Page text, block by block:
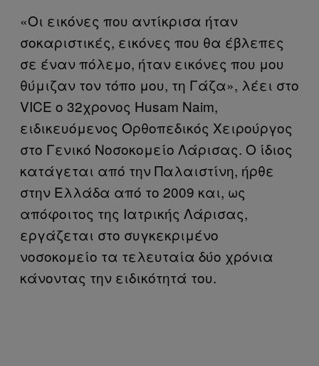
«Οι εικόνες που αντίκρισα ήταν
σοκαριστικές, εικόνες που θα έβλεπες
σε έναν πόλεμο, ήταν εικόνες που μου
θύμιζαν τον τόπο μου, τη Γάζα», λέει στο
VICE ο 32χρονος Husam Naim,
ειδικευόμενος Ορθοπεδικός Χειρούργος
στο Γενικό Νοσοκομείο Λάρισας. Ο ίδιος
κατάγεται από την Παλαιστίνη, ήρθε
στην Ελλάδα από το 2009 και, ως
απόφοιτος της Ιατρικής Λάρισας,
εργάζεται στο συγκεκριμένο
νοσοκομείο τα τελευταία δύο χρόνια
κάνοντας την ειδικότητά του.